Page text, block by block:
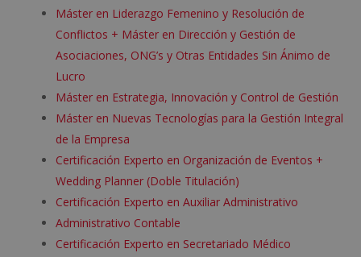
Máster en Liderazgo Femenino y Resolución de
Conflictos + Máster en Dirección y Gestión de
Asociaciones, ONG’s y Otras Entidades Sin Ánimo de
Lucro
Máster en Estrategia, Innovación y Control de Gestión
Máster en Nuevas Tecnologías para la Gestión Integral
de la Empresa
Certificación Experto en Organización de Eventos +
Wedding Planner (Doble Titulación)
Certificación Experto en Auxiliar Administrativo
Administrativo Contable
Certificación Experto en Secretariado Médico